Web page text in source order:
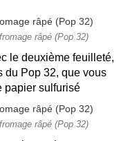
râpé (Pop 32)
le deuxième feuilleté,
du Pop 32, que vous
papier sulfurisé
râpé (Pop 32)